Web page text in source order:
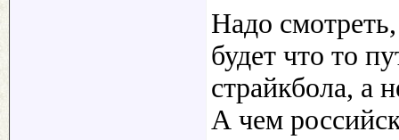
Надо
будет что то
страйкбола, а
А чем